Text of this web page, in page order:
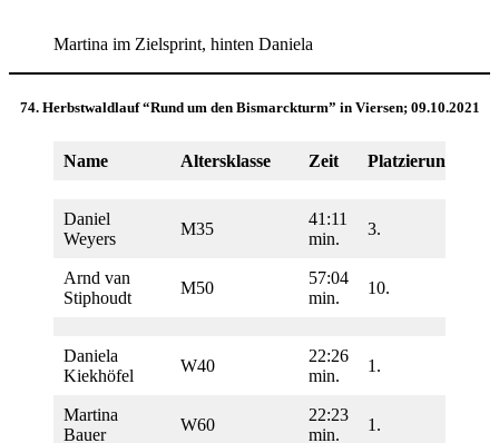
Martina im Zielsprint, hinten Daniela
74. Herbstwaldlauf “Rund um den Bismarckturm” in Viersen; 09.10.2021
Name Altersklasse Zeit Platzierung
Daniel
Weyers
M35
41:11
min.
3.
Arnd van
Stiphoudt
M50
57:04
min.
10.
Daniela
Kiekhöfel
W40
22:26
min.
1.
Martina
Bauer
W60
22:23
min.
1.